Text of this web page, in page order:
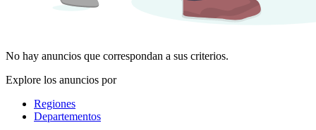
No hay anuncios que correspondan a sus criterios.
Explore los anuncios por
Regiones
Departementos